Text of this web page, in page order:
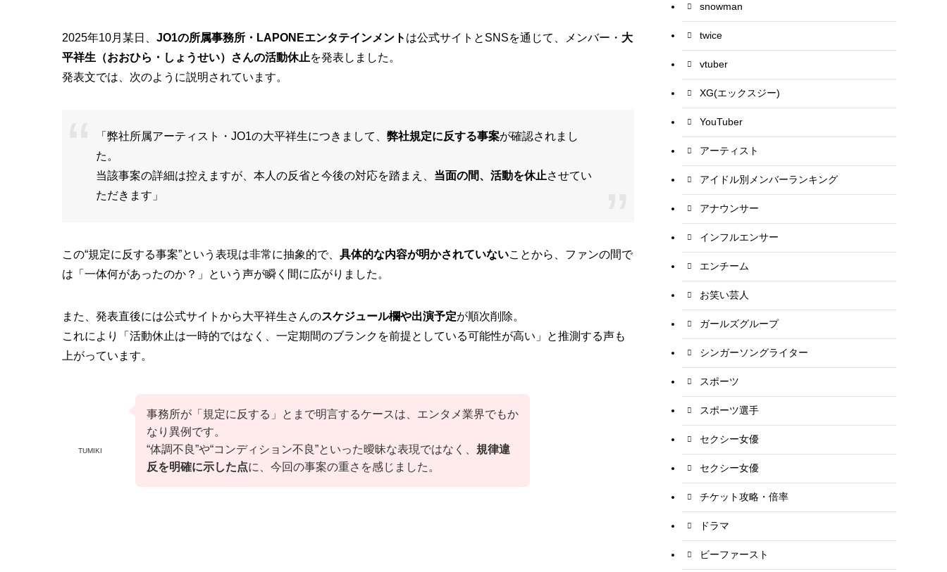
2025年10月某日、 JO1の所属事務所・LAPONEエンタテインメント は公式サイトとSNSを通じて、メンバー・ 大
平祥生（おおひら・しょうせい）さんの活動休止を発表しました。
発表文では、次のように説明されています。
「弊社所属アーティスト・JO1の大平祥生につきまして、 弊社規定に反する事案が確認されまし
た。
当該事案の詳細は控えますが、本人の反省と今後の対応を踏まえ、 当面の間、活動を休止させてい
ただきます」
この“規定に反する事案”という表現は非常に抽象的で、 具体的な内容が明かされていないことから、ファンの間で
は「一体何があったのか？」という声が瞬く間に広がりました。
また、発表直後には公式サイトから大平祥生さんのスケジュール欄や出演予定が順次削除。
これにより「活動休止は一時的ではなく、一定期間のブランクを前提としている可能性が高い」と推測する声も
上がっています。
TUMIKI
事務所が「規定に反する」とまで明言するケースは、エンタメ業界でもか
なり異例です。
“体調不良”や“コンディション不良”といった曖昧な表現ではなく、 規律違
反を明確に示した点に、今回の事案の重さを感じました。
snowman
twice
vtuber
XG(エックスジー)
YouTuber
アーティスト
アイドル別メンバーランキング
アナウンサー
インフルエンサー
エンチーム
お笑い芸人
ガールズグループ
シンガーソングライター
スポーツ
スポーツ選手
セクシー女優
セクシー女優
チケット攻略・倍率
ドラマ
ビーファースト